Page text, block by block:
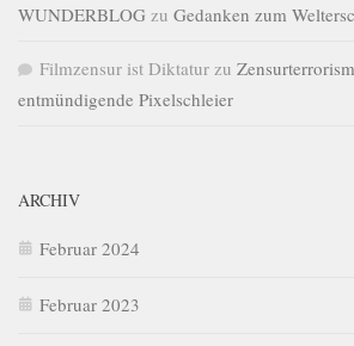
WUNDERBLOG zu Gedanken zum
Filmzensur ist Diktatur zu
entmündigende Pixelschleier
ARCHIV
Februar 2024
Februar 2023